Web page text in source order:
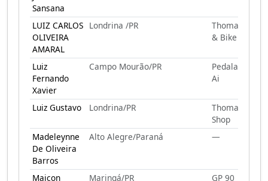
Sansana
LUIZ CARLOS
OLIVEIRA
AMARAL
Londrina /PR
Thomas Skate
& Bike
Luiz
Fernando
Xavier
Campo Mourão/PR
Pedalando Por
Ai
Luiz Gustavo Londrina/PR
Thomas Bike
Shop
Madeleynne
De Oliveira
Barros
Alto Alegre/Paraná —
Maicon
Maringá/PR GP 90